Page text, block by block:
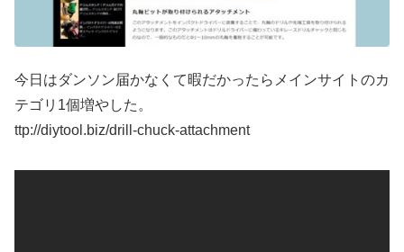
今日はダンソン届かなくて暇だかったらメインサイトのカ
テゴリ1個増やした。
ttp://diytool.biz/drill-chuck-attachment